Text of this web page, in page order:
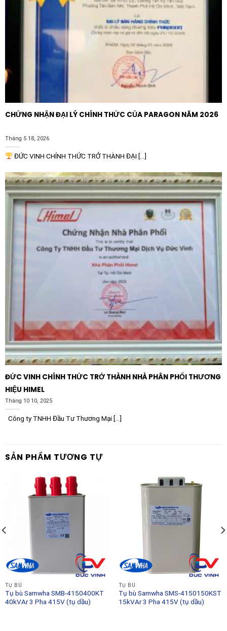
Tần số: 50Hz / 60Hz
Với sự kết hợp hoàn hảo giữa công nghệ hiện đại và độ
bền vượt trội, Tụ bù vuông SHIHLIN SH-
SWD440570TB 70KVAR 440V chính là giải pháp đầu
tư thông minh giúp doanh nghiệp tiết kiệm chi phí và
vận hành hệ thống điện an toàn, hiệu quả hơn bao giờ
CHỨNG NHẬN ĐẠI LÝ CHÍNH THỨC CỦA PARAGON NĂM 2026
Tháng 5 18, 2026
ĐỨC VINH CHÍNH THỨC TRỞ THÀNH ĐẠI [...]
ĐỨC VINH CHÍNH THỨC TRỞ THÀNH NHÀ PHÂN PHỐI THƯƠNG
HIỆU HIMEL
Tháng 10 10, 2025
Công ty TNHH Đầu Tư Thương Mại [...]
SẢN PHẨM TƯƠNG TỰ
TỤ BÙ
Tụ bù Samwha SMB-4150400KT
40kVAr 3 Pha 415V (tụ dầu)
TỤ BÙ
Tụ bù Samwha SMS-4150150KST
15kVAr 3 Pha 415V (tụ dầu)